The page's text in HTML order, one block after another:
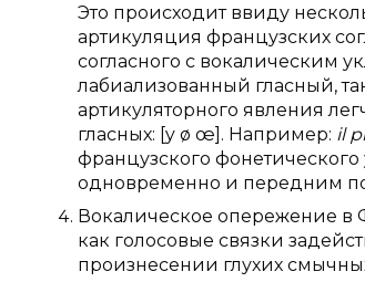
Это происходит ввиду
артикуляция французских
согласного с вокалическим
лабиализованный гласный,
артикуляторного явления
гласных: [y ø œ]. Например: il
французского
одновременно и передним
Вокалическое опережение в
как голосовые связки
произнесении глухих